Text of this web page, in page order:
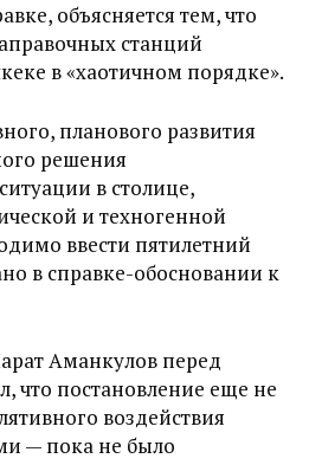
объясняется тем, что
станций
в «хаотичном порядке».
планового развития
решения
в столице,
и техногенной
ввести пятилетний
в справке-обосновании к
Аманкулов перед
что постановление еще не
воздействия
— пока не было